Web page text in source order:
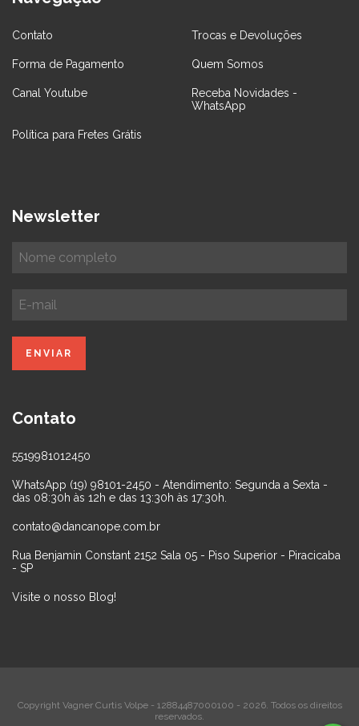
Contato Trocas e Devoluções
Forma de Pagamento Quem Somos
Canal Youtube
Receba Novidades -
WhatsApp
Política para Fretes Grátis
Newsletter
Contato
5519981012450
WhatsApp (19) 98101-2450 - Atendimento: Segunda a Sexta -
das 08:30h às 12h e das 13:30h às 17:30h.
contato@dancanope.com.br
Rua Benjamin Constant 2152 Sala 05 - Piso Superior - Piracicaba
- SP
Visite o nosso Blog!
Copyright Vagner Curtis Volpe - 12884487000100 - 2026. Todos os direitos
reservados.